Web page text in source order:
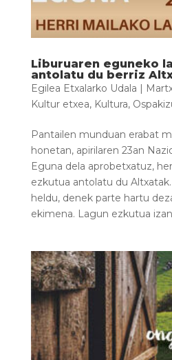
Liburuaren eguneko
antolatu du berriz
Egilea Etxalarko Udala |
Kultur etxea, Kultura,
Pantailen munduan erabat
honetan, apirilaren 23an
Eguna dela aprobetxatuz,
ezkutua antolatu du
heldu, denek parte hartu
ekimena. Lagun ezkutua